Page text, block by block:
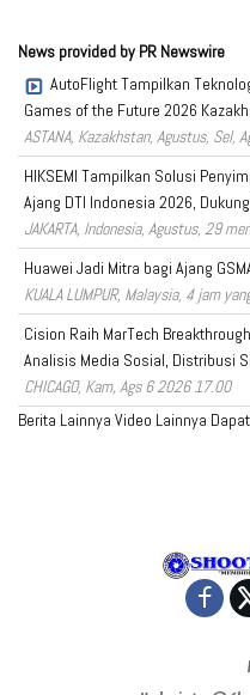
News provided by PR Newswire
AutoFlight Tampilkan
Games of the Future 2026
ASTANA, Kazakhstan, Agustus, Sel,
HIKSEMI Tampilkan Solusi
Ajang DTI Indonesia 2026,
JAKARTA, Indonesia, Agustus, 29
Huawei Jadi Mitra bagi Ajang
KUALA LUMPUR, Malaysia, 4 jam
Cision Raih MarTech
Analisis Media Sosial, Distribusi
CHICAGO, Kam, Ags 6 2026 17.00
Berita Lainnya Video Lainnya